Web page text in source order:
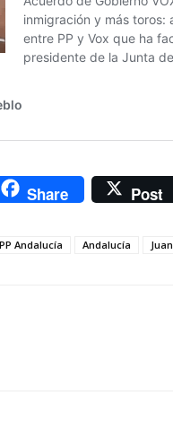
Share Post
Andalucía Andalucía